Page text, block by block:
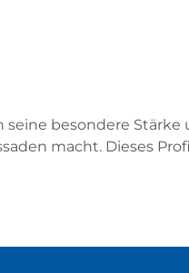
seine besondere Stärke
macht. Dieses